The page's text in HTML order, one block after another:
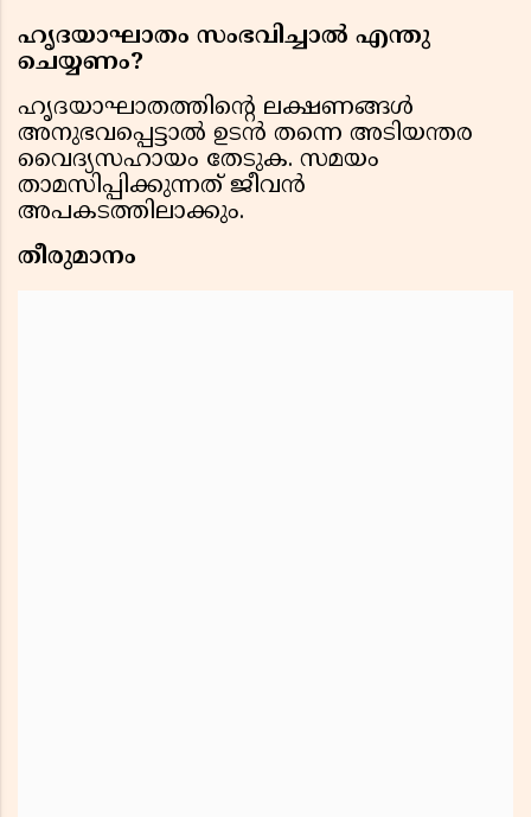
ഹൃദയാഘാതം സംഭവിച്ചാൽ എന്തു
ചെയ്യണം?
ഹൃദയാഘാതത്തിന്റെ ലക്ഷണങ്ങൾ
അനുഭവപ്പെട്ടാൽ ഉടൻ തന്നെ അടിയന്തര
വൈദ്യസഹായം തേടുക. സമയം
താമസിപ്പിക്കുന്നത് ജീവൻ
അപകടത്തിലാക്കും.
തീരുമാനം